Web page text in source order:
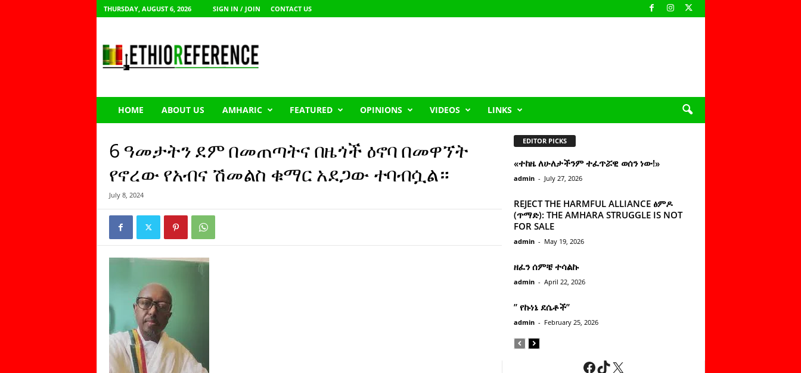
THURSDAY, AUGUST 6, 2026 SIGN IN / JOIN CONTACT US
h
HOME ABOUT US AMHARIC FEATURED OPINIONS VIDEOS LINKS
6 ዓመታትን ደም በመጠጣትና በዜጎች ዕኖባ በመዋኘት
የኖረው የአብና ሽመልስ ቁማር አደጋው ተባብሷል።
July 8, 2024
EDITOR PICKS
«ተከዜ ለሁለታችንም ተፈጥሯዊ ወሰን ነው!»
admin - July 27, 2026
REJECT THE HARMFUL ALLIANCE ፅምዶ
(ጥማድ): THE AMHARA STRUGGLE IS NOT
FOR SALE
admin - May 19, 2026
ዘፈን ሰምቼ ተሳልኩ
admin - April 22, 2026
” የኩነኔ ደሴቶች’’
admin - February 25, 2026
Facebook
TikTok
X